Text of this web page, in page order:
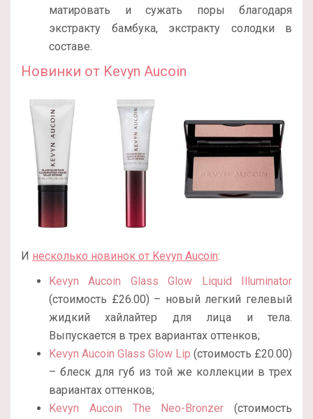
матировать и сужать поры благодаря
экстракту бамбука, экстракту солодки в
составе.
Новинки от Kevyn Aucoin
И несколько новинок от Kevyn Aucoin:
Kevyn Aucoin Glass Glow Liquid Illuminator
(стоимость £26.00) – новый легкий гелевый
жидкий хайлайтер для лица и тела.
Выпускается в трех вариантах оттенков;
Kevyn Aucoin Glass Glow Lip (стоимость £20.00)
– блеск для губ из той же коллекции в трех
вариантах оттенков;
Kevyn Aucoin The Neo-Bronzer (стоимость